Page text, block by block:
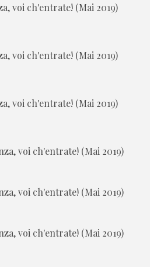
voi ch'entrate! (Mai 2019)
voi ch'entrate! (Mai 2019)
voi ch'entrate! (Mai 2019)
voi ch'entrate! (Mai 2019)
voi ch'entrate! (Mai 2019)
voi ch'entrate! (Mai 2019)